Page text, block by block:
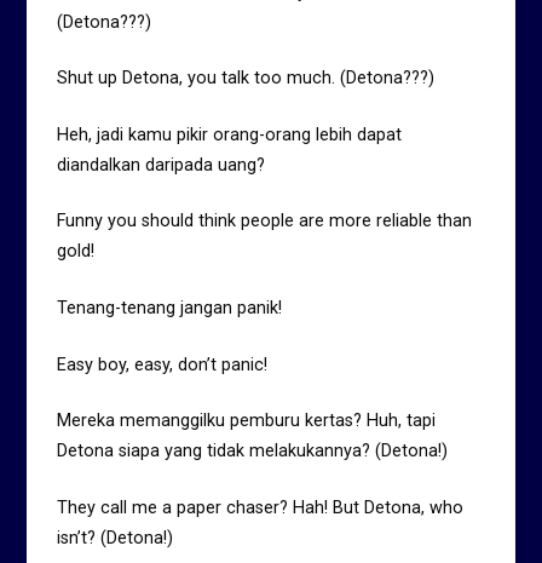
(Detona???)
Shut up Detona, you talk too much. (Detona???)
Heh, jadi kamu pikir orang-orang lebih dapat
diandalkan daripada uang?
Funny you should think people are more reliable than
gold!
Tenang-tenang jangan panik!
Easy boy, easy, don’t panic!
Mereka memanggilku pemburu kertas? Huh, tapi
Detona siapa yang tidak melakukannya? (Detona!)
They call me a paper chaser? Hah! But Detona, who
isn’t? (Detona!)